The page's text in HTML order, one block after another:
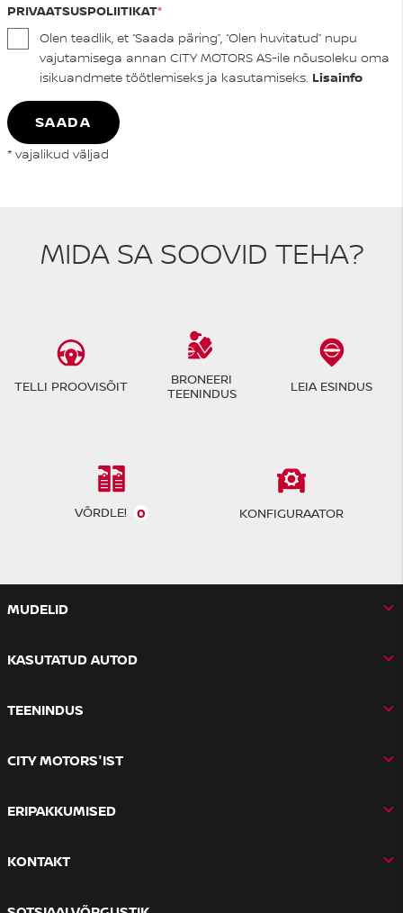
PRIVAATSUSPOLIITIKAT
Olen teadlik, et “Saada päring”, “Olen huvitatud” nupu
vajutamisega annan CITY MOTORS AS-ile nõusoleku oma
isikuandmete töötlemiseks ja kasutamiseks. Lisainfo
SAADA
* vajalikud väljad
MIDA SA SOOVID TEHA?
TELLI PROOVISÕIT
BRONEERI
TEENINDUS
LEIA ESINDUS
VÕRDLE! 0 KONFIGURAATOR
MUDELID
KASUTATUD AUTOD
TEENINDUS
CITY MOTORS'IST
ERIPAKKUMISED
KONTAKT